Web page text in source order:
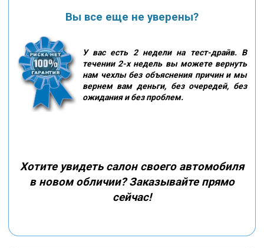
Вы все еще не уверены?
У вас есть 2 недели на тест-драйв. В
течении 2-х недель вы можете вернуть
нам чехлы без объяснения причин и мы
вернем вам деньги, без очередей, без
ожидания и без проблем.
Хотите увидеть салон своего автомобиля
в новом обличии? Заказывайте прямо
сейчас!